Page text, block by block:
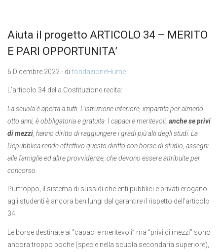
Aiuta il progetto ARTICOLO 34 – MERITO
E PARI OPPORTUNITA’
6 Dicembre 2022 - di fondazioneHume
L’articolo 34 della Costituzione recita:
La scuola è aperta a tutti. L’istruzione inferiore, impartita per almeno
otto anni, è obbligatoria e gratuita. I capaci e meritevoli, anche se privi
di mezzi , hanno diritto di raggiungere i gradi più alti degli studi. La
Repubblica rende effettivo questo diritto con borse di studio, assegni
alle famiglie ed altre provvidenze, che devono essere attribuite per
concorso.
Purtroppo, il sistema di sussidi che enti pubblici e privati erogano
agli studenti è ancora ben lungi dal garantire il rispetto dell’articolo
34.
Le borse destinate ai “capaci e meritevoli” ma “privi di mezzi” sono
ancora troppo poche (specie nella scuola secondaria superiore),